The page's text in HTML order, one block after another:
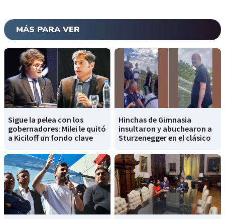
MÁS PARA VER
Sigue la pelea con los
gobernadores: Milei le quitó
a Kiciloff un fondo clave
Hinchas de Gimnasia
insultaron y abuchearon a
Sturzenegger en el clásico